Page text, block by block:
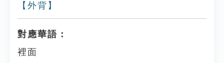
【外背】
對應華語：
裡面